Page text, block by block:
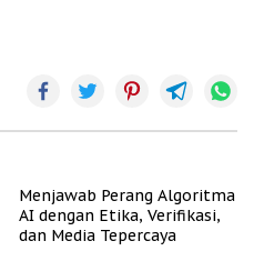
Menjawab Perang Algoritma
AI dengan Etika, Verifikasi,
dan Media Tepercaya